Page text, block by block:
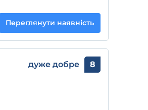
Переглянути наявність
дуже добре 8